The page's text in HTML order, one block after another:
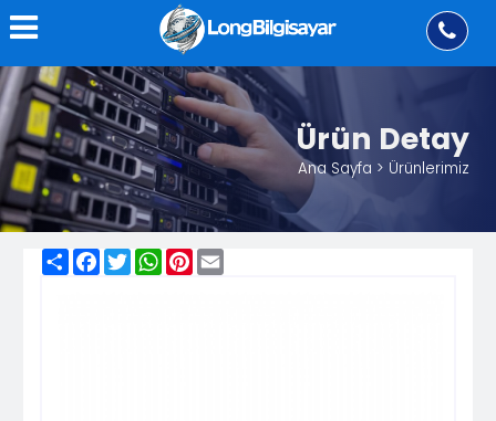
Ürün Detay
Ana Sayfa > Ürünlerimiz
ShareFacebook
TwitterWhatsApp
Pinterest